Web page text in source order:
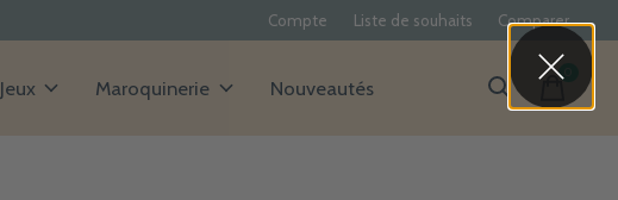
Compte Liste de souhaits Comparer
Jeux Maroquinerie Nouveautés items